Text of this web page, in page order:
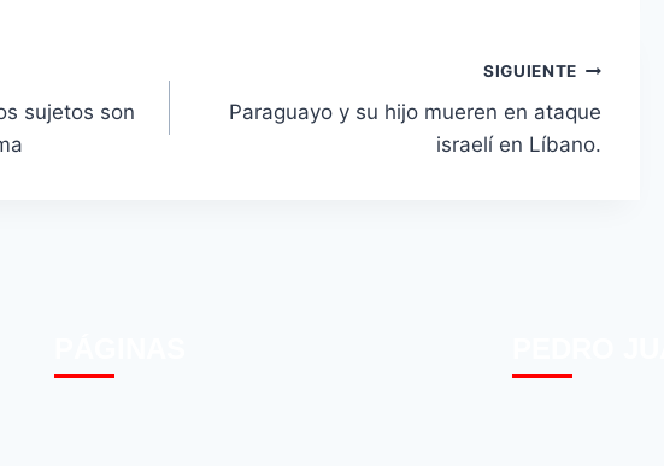
sujetos son
SIGUIENTE
Paraguayo y su hijo mueren en ataque
israelí en Líbano.